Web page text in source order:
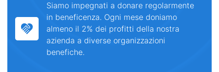
Siamo impegnati a donare regolarmente
in beneficenza. Ogni mese doniamo
almeno il 2% dei profitti della nostra
azienda a diverse organizzazioni
benefiche.